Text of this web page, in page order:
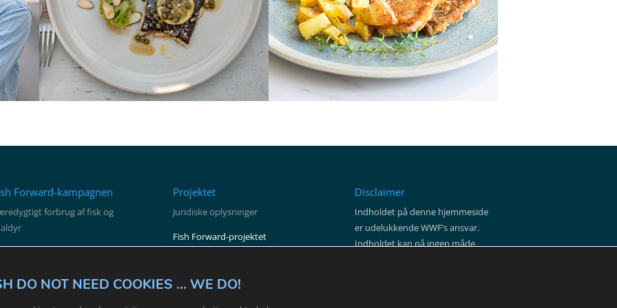
Forward-kampagnen
forbrug af fisk og
Projektet
Juridiske oplysninger
Fish Forward-projektet
Kontakt
Disclaimer
Indholdet på denne hjemmeside
er udelukkende WWF’s ansvar.
Indholdet kan på ingen måde
DO NOT NEED COOKIES ... WE DO!